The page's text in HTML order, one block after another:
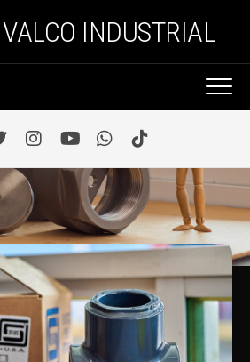
INDUSTRIAL